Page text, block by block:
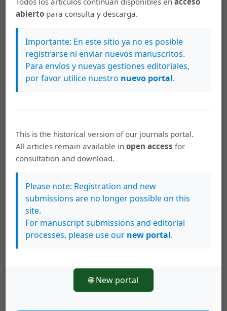
synonymy
How to Cite
Rodríguez, M. A., Olivares, T. S., & Angulo, A. O. (2001). Nuevas
especies altoandinas VII (Lepidoptera: Noctuidae).Revista De
Biología Tropical , 49(1), 317–328. Retrieved from
Copyright (c) 2001 Revista de Biología Tropical
Downloads
abierto para consulta y descarga.
Importante: En este sitio ya no es posible
registrarse ni enviar nuevos manuscritos.
Para envíos y nuevas gestiones editoriales,
por favor utilice nuestro nuevo portal.
This is the historical version of our journals portal.
All articles remain available inopen access for
consultation and download.
Please note: Registration and new
submissions are no longer possible on this
site.
For manuscript submissions and editorial
processes, please use our new portal.
🌐 New portal